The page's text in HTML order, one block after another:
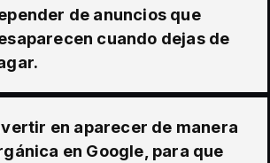
de anuncios que
cuando dejas de
en aparecer de manera
en Google, para que